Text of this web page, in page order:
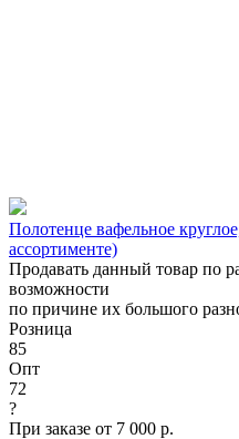
Полотенце вафельное
ассортименте)
Продавать данный товар по
возможности
по причине их большого
Розница
85
Опт
72
?
При заказе от 7 000 р.